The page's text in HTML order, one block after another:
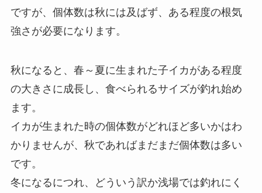
ですが、個体数は秋には及ばず、ある程度の根気
強さが必要になります。
秋になると、春～夏に生まれた子イカがある程度
の大きさに成長し、食べられるサイズが釣れ始め
ます。
イカが生まれた時の個体数がどれほど多いかはわ
かりませんが、秋であればまだまだ個体数は多い
です。
冬になるにつれ、どういう訳か浅場では釣れにく